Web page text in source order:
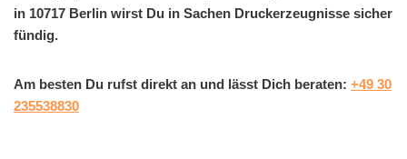
in 10717 Berlin wirst Du in Sachen Druckerzeugnisse sicher
fündig.
Am besten Du rufst direkt an und lässt Dich beraten: +49 30
235538830